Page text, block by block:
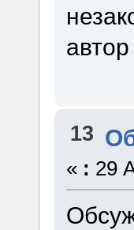
13
« : 29